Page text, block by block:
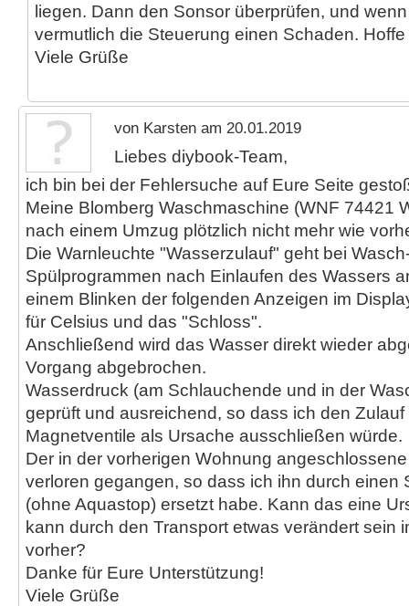
liegen. Dann den Sonsor überprüfen, und
vermutlich die Steuerung einen Schaden. Hoffe
Viele Grüße
von Karsten am 20.01.2019
Liebes diybook-Team,
ich bin bei der Fehlersuche auf Eure Seite
Meine Blomberg Waschmaschine (WNF 74421
nach einem Umzug plötzlich nicht mehr wie
Die Warnleuchte "Wasserzulauf" geht bei
Spülprogrammen nach Einlaufen des Wassers
einem Blinken der folgenden Anzeigen im
für Celsius und das "Schloss".
Anschließend wird das Wasser direkt wieder
Vorgang abgebrochen.
Wasserdruck (am Schlauchende und in der
geprüft und ausreichend, so dass ich den
Magnetventile als Ursache ausschließen würde.
Der in der vorherigen Wohnung
verloren gegangen, so dass ich ihn durch einen
(ohne Aquastop) ersetzt habe. Kann das eine
kann durch den Transport etwas verändert sein
vorher?
Danke für Eure Unterstützung!
Viele Grüße